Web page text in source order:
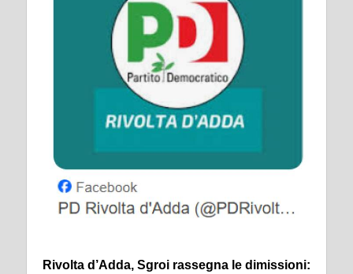
Rivolta d’Adda, Sgroi rassegna le dimissioni: